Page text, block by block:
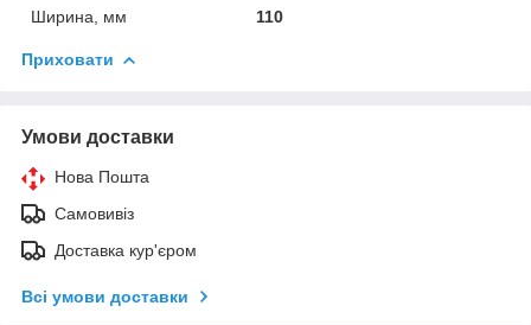
Ширина, мм
110
Приховати
Умови доставки
Нова Пошта
Самовивіз
Доставка кур'єром
Всі умови доставки